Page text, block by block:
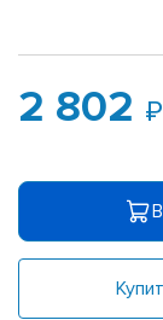
2 802